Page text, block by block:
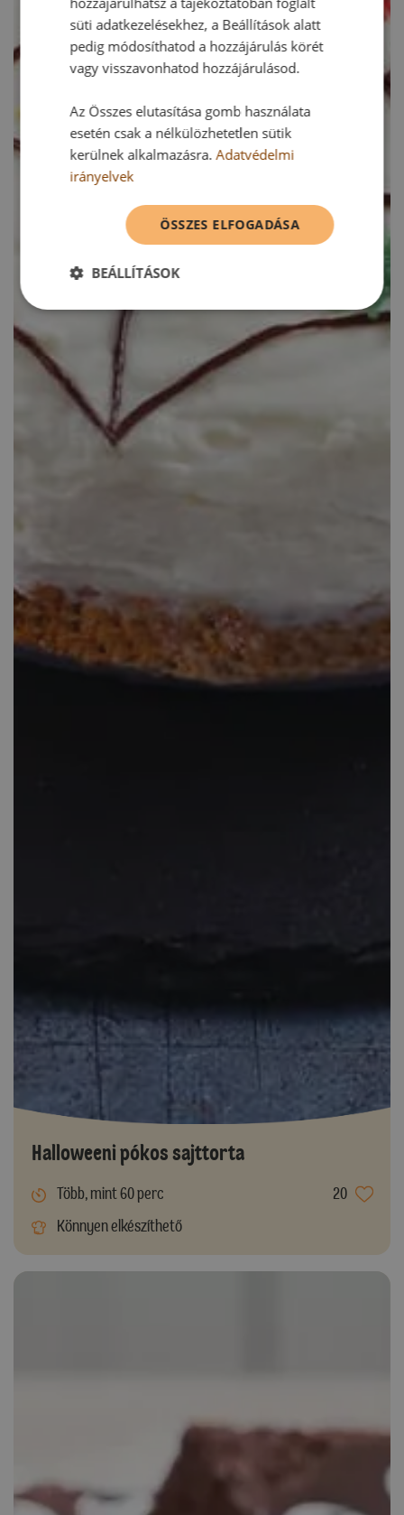
Halloweeni pókos sajttorta
Több, mint 60 perc
20
Könnyen elkészíthető
süti adatkezelésekhez, a Beállítások alatt
pedig módosíthatod a hozzájárulás körét
vagy visszavonhatod hozzájárulásod.
Az Összes elutasítása gomb használata
esetén csak a nélkülözhetetlen sütik
kerülnek alkalmazásra.Adatvédelmi
irányelvek
ÖSSZES ELFOGADÁSA
BEÁLLÍTÁSOK